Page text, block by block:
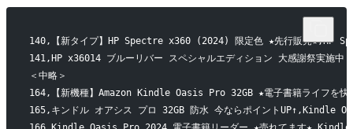
140,【新タイプ】HP Spectre x360 (2024) 限定色 ★先行販売★,HP
141,HP x36014 ブルーリバー スペシャルエディション 大感謝祭実施中
＜中略＞
164,【新機種】Amazon Kindle Oasis Pro 32GB ★電子書籍ライフを
165,キンドル オアシス プロ 32GB 防水 今ならポイントUP↑,Kindle